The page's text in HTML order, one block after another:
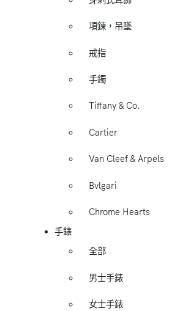
項鍊，吊墜
戒指
手鐲
Tiffany & Co.
Cartier
Van Cleef & Arpels
Bvlgari
Chrome Hearts
手錶
全部
男士手錶
女士手錶